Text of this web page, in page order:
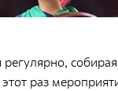
раз